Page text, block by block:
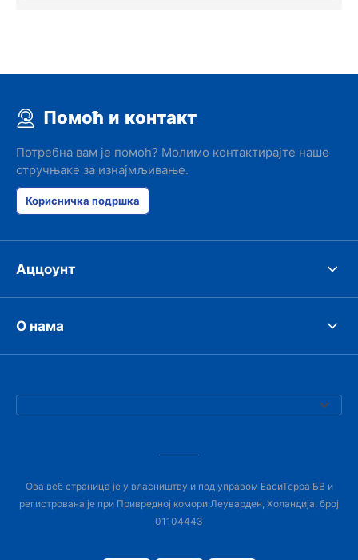
Помоћ и контакт
Потребна вам је помоћ? Молимо контактирајте наше
стручњаке за изнајмљивање.
Корисничка подршка
Аццоунт
О нама
Ова веб страница је у власништву и под управом ЕасиТерра БВ и
регистрована је при Привредној комори Леуварден, Холандија, број
01104443